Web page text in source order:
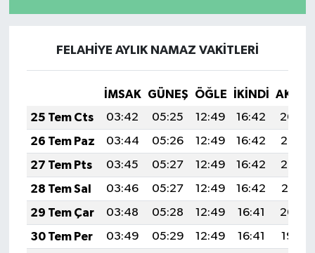
FELAHİYE AYLIK NAMAZ VAKITLERI
İMSAK GÜNEŞ ÖĞLE İKINDI
25 Tem Cts
03:42 05:25 12:49 16:42
20:04
26 Tem Paz
03:44 05:26 12:49 16:42
20:03
27 Tem Pts
03:45 05:27 12:49 16:42
20:02
28 Tem Sal
03:46 05:27 12:49 16:42
20:01
29 Tem Çar
03:48 05:28 12:49 16:41
20:00
30 Tem Per
03:49 05:29 12:49 16:41
19:59